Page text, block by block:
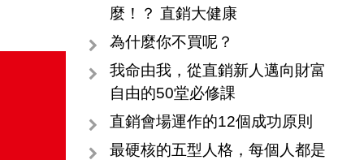
麼！？ 直銷大健康
為什麼你不買呢？
我命由我，從直銷新人邁向財富
自由的50堂必修課
直銷會場運作的12個成功原則
最硬核的五型人格，每個人都是